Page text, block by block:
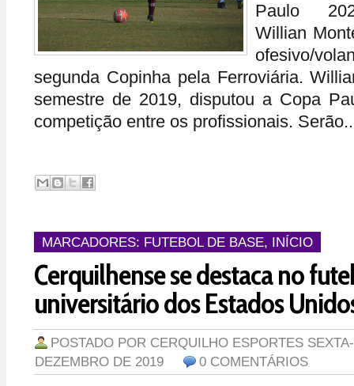
Paulo
Willian
ofesivo/
segunda Copinha pela Ferroviária.
semestre de 2019, disputou a Copa
competição entre os profissionais.
MARCADORES: FUTEBOL DE BASE, INÍCIO
Cerquilhense se destaca no
universitário dos Estados
POSTADO POR CERQUILHO ESPORTES
DEZEMBRO DE 2019
0 COMENTÁRIOS